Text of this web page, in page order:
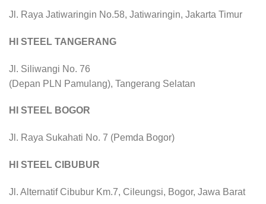
Jl. Raya Jatiwaringin No.58, Jatiwaringin, Jakarta Timur
HI STEEL TANGERANG
Jl. Siliwangi No. 76
(Depan PLN Pamulang), Tangerang Selatan
HI STEEL BOGOR
Jl. Raya Sukahati No. 7 (Pemda Bogor)
HI STEEL CIBUBUR
Jl. Alternatif Cibubur Km.7, Cileungsi, Bogor, Jawa Barat